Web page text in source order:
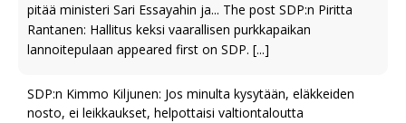
pitää ministeri Sari Essayahin ja... The post SDP:n Piritta
Rantanen: Hallitus keksi vaarallisen purkkapaikan
lannoitepulaan appeared first on SDP. [...]
SDP:n Kimmo Kiljunen: Jos minulta kysytään, eläkkeiden
nosto, ei leikkaukset, helpottaisi valtiontaloutta